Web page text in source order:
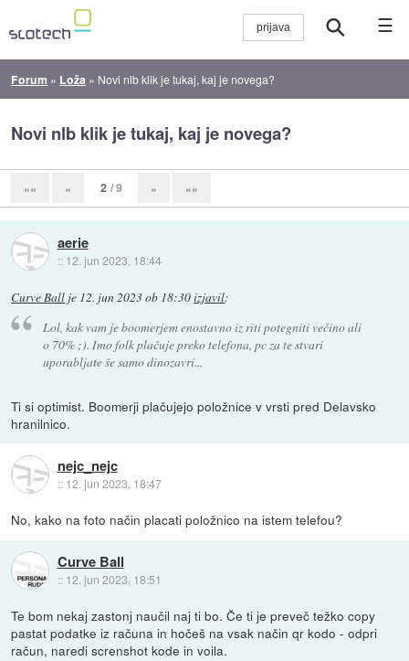
☰
Forum » Loža » Novi nlb klik je tukaj, kaj je novega?
Novi nlb klik je tukaj, kaj je novega?
«« « 2 / 9 » »»
aerie
:: 12. jun 2023, 18:44
Curve Ball je 12. jun 2023 ob 18:30izjavil:
Lol, kak vam je boomerjem enostavno iz riti potegniti večino ali
o 70% ;). Imo folk plačuje preko telefona, pc za te stvari
uporabljate še samo dinozavri...
Ti si optimist. Boomerji plačujejo položnice v vrsti pred Delavsko
hranilnico.
nejc_nejc
:: 12. jun 2023, 18:47
No, kako na foto način placati položnico na istem telefou?
Curve Ball
:: 12. jun 2023, 18:51
Te bom nekaj zastonj naučil naj ti bo. Če ti je preveč težko copy
pastat podatke iz računa in hočeš na vsak način qr kodo - odpri
račun, naredi screnshot kode in voila.